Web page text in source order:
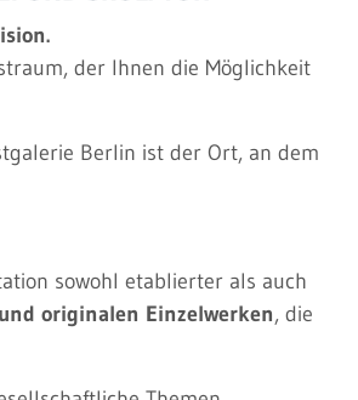
der Ihnen die Möglichkeit
Berlin ist der Ort, an dem
sowohl etablierter als auch
originalen Einzelwerken, die